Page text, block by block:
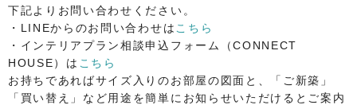
下記よりお問い合わせください。
・LINEからのお問い合わせは こちら
・インテリアプラン相談申込フォーム（CONNECT
HOUSE）は こちら
お持ちであればサイズ入りのお部屋の図面と、「ご新築」
「買い替え」など用途を簡単にお知らせいただけるとご案内